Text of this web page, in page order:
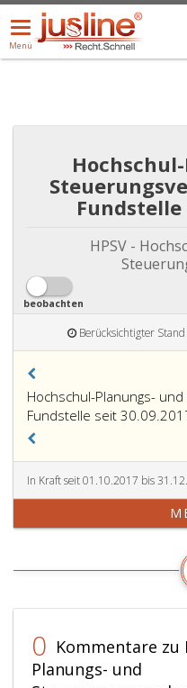
Menü
öffnen/schließen
Menü
ALLE DROPDOWN:
HPSV -
beobachten
Berücksichtigter
Hochschul-Planungs-
Fundstelle seit
In Kraft seit 01.10.2017 bis
0 Kommentare zu
Planungs- und